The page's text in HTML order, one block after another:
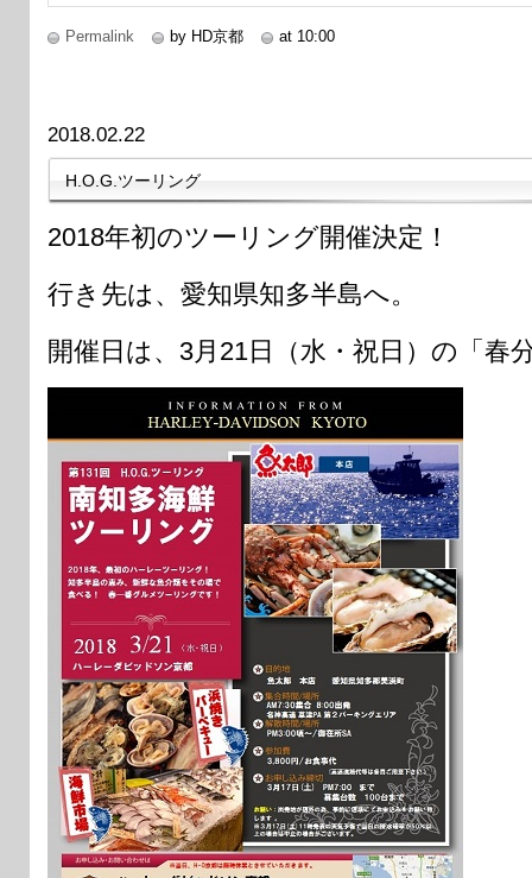
Permalink by HD京都 at 10:00
2018.02.22
H.O.G.ツーリング
2018年初のツーリング開催決定！
行き先は、愛知県知多半島へ。
開催日は、3月21日（水・祝日）の「春